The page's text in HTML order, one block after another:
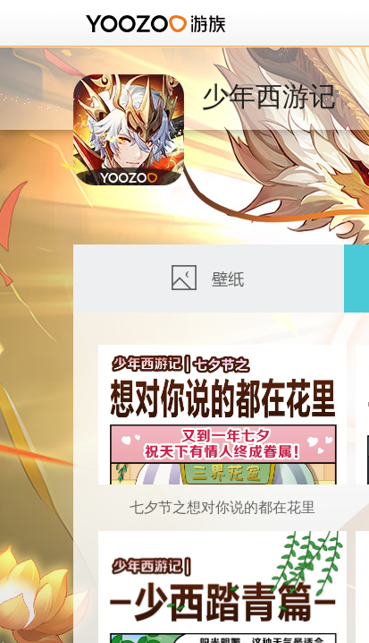
少年西游记
七夕节之想对你说的都在花里